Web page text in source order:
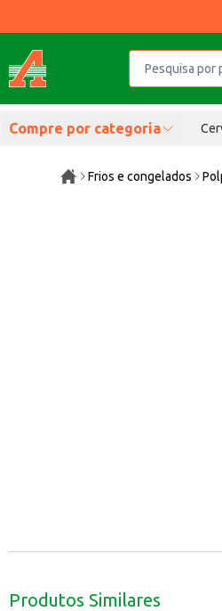
Compre por categoria
Frios e congelados
Produtos Similares